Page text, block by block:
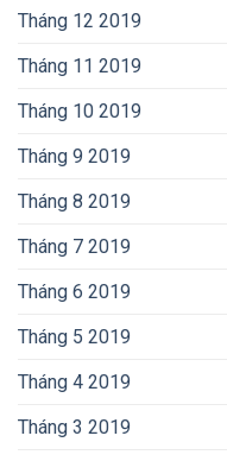
Tháng 12 2019
Tháng 11 2019
Tháng 10 2019
Tháng 9 2019
Tháng 8 2019
Tháng 7 2019
Tháng 6 2019
Tháng 5 2019
Tháng 4 2019
Tháng 3 2019